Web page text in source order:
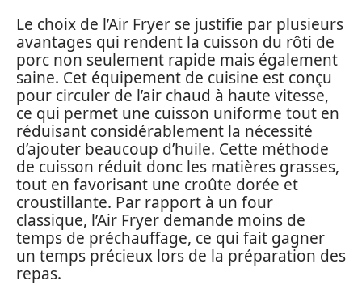
Le choix de l’Air Fryer se justifie par plusieurs
avantages qui rendent la cuisson du rôti de
porc non seulement rapide mais également
saine. Cet équipement de cuisine est conçu
pour circuler de l’air chaud à haute vitesse,
ce qui permet une cuisson uniforme tout en
réduisant considérablement la nécessité
d’ajouter beaucoup d’huile. Cette méthode
de cuisson réduit donc les matières grasses,
tout en favorisant une croûte dorée et
croustillante. Par rapport à un four
classique, l’Air Fryer demande moins de
temps de préchauffage, ce qui fait gagner
un temps précieux lors de la préparation des
repas.